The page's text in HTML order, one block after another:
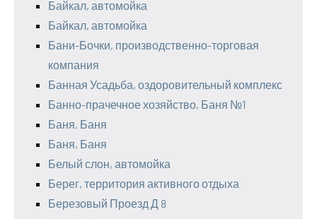
Байкал, автомойка
Байкал, автомойка
Бани-Бочки, производственно-торговая
компания
Банная Усадьба, оздоровительный комплекс
Банно-прачечное хозяйство, Баня №1
Баня, Баня
Баня, Баня
Белый слон, автомойка
Берег, территория активного отдыха
Березовый Проезд Д 8